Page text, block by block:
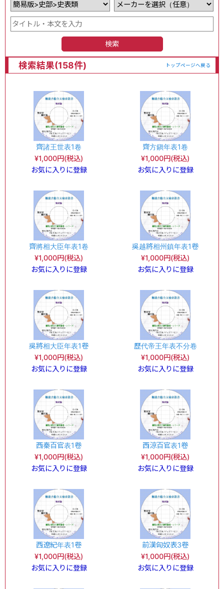
検索
検索結果(158件) トップページへ戻る
齊諸王世表1卷
¥1,000円(税込)
お気に入りに登録
齊方鎭年表1卷
¥1,000円(税込)
お気に入りに登録
齊將相大臣年表1卷
¥1,000円(税込)
お気に入りに登録
吳越將相州鎮年表1卷
¥1,000円(税込)
お気に入りに登録
吳將相大臣年表1卷
¥1,000円(税込)
お気に入りに登録
歷代帝王年表不分卷
¥1,000円(税込)
お気に入りに登録
西秦百官表1卷
¥1,000円(税込)
お気に入りに登録
西涼百官表1卷
¥1,000円(税込)
お気に入りに登録
西遼紀年表1卷
¥1,000円(税込)
お気に入りに登録
前漢匈奴表3卷
¥1,000円(税込)
お気に入りに登録